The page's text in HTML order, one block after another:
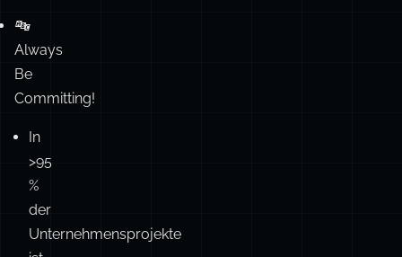
In
>95
%
Unternehmensprojekte
ist
die
„Backup-
Denkweise”